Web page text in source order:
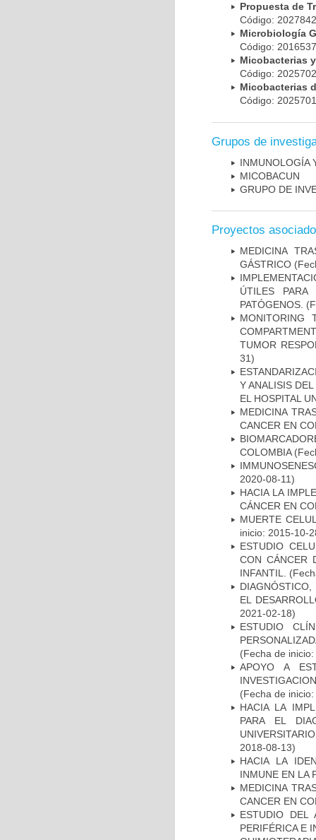
Propuesta de
Código:
Microbiología
Código:
Micobacterias
Código:
Micobacterias
Código:
Grupos de
INMUNOLOGÍA
MICOBAC­UN
GRUPO DE
Proyectos
MEDICINA
GÁSTRICO
ÚTILES
PATÓGENOS.
MONITORING
TUMOR
31)
Y ANALISIS
EL HOSPITAL
MEDICINA
CANCER EN
COLOMBIA
2020-08-11)
HACIA LA
CÁNCER EN
MUERTE
inicio: 2015-10-
ESTUDIO
CON CÁNCER
INFANTIL.
EL
2021-02-18)
ESTUDIO
(Fecha de
APOYO A
(Fecha de
HACIA LA
PARA EL
2018-08-13)
HACIA LA
INMUNE EN LA
MEDICINA
CANCER EN
ESTUDIO DEL
PERIFÉRICA E